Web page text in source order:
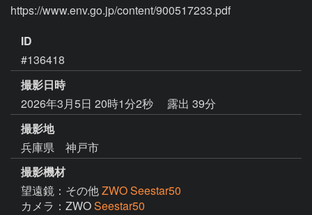
https://www.env.go.jp/content/900517233.pdf
ID
#136418
撮影日時
2026年3月5日 20時1分2秒
露出 39分
撮影地
兵庫県 神戸市
撮影機材
望遠鏡：その他ZWO Seestar50
カメラ：ZWOSeestar50